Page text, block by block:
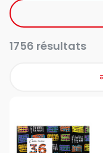
1756 résultats